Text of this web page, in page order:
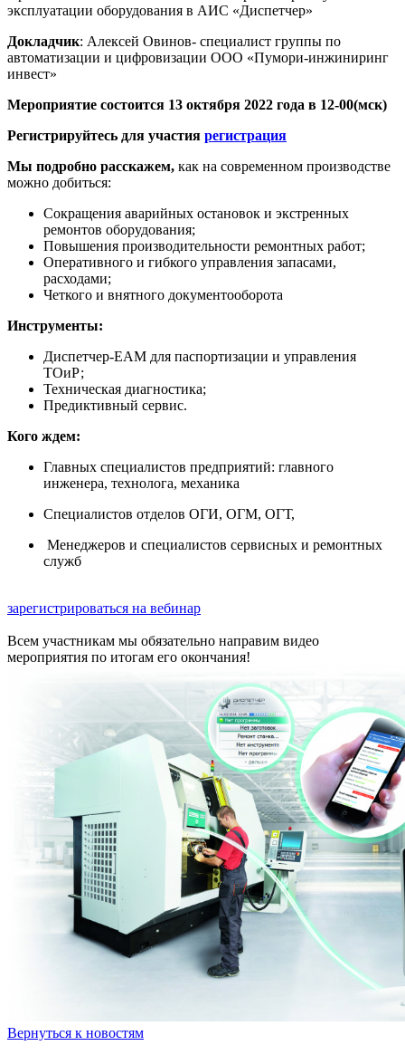
эксплуатации оборудования в АИС «Диспетчер»
Докладчик: Алексей Овинов- специалист группы по
автоматизации и цифровизации ООО «Пумори-инжиниринг
инвест»
Мероприятие состоится 13 октября 2022 года в 12-00(мск)
Регистрируйтесь для участия регистрация
Мы подробно расскажем, как на современном производстве
можно добиться:
Сокращения аварийных остановок и экстренных
ремонтов оборудования;
Повышения производительности ремонтных работ;
Оперативного и гибкого управления запасами,
расходами;
Четкого и внятного документооборота
Инструменты:
Диспетчер-EAM для паспортизации и управления
ТОиР;
Техническая диагностика;
Предиктивный сервис.
Кого ждем:
Главных специалистов предприятий: главного
инженера, технолога, механика
Специалистов отделов ОГИ, ОГМ, ОГТ,
Менеджеров и специалистов сервисных и ремонтных
служб
зарегистрироваться на вебинар
Всем участникам мы обязательно направим видео
мероприятия по итогам его окончания!
Вернуться к новостям